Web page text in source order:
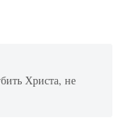
Христа, не